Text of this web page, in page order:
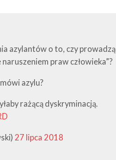
azylantów o to, czy prowadzą
praw człowieka”?
azylu?
rażącą dyskryminacją.
27 lipca 2018